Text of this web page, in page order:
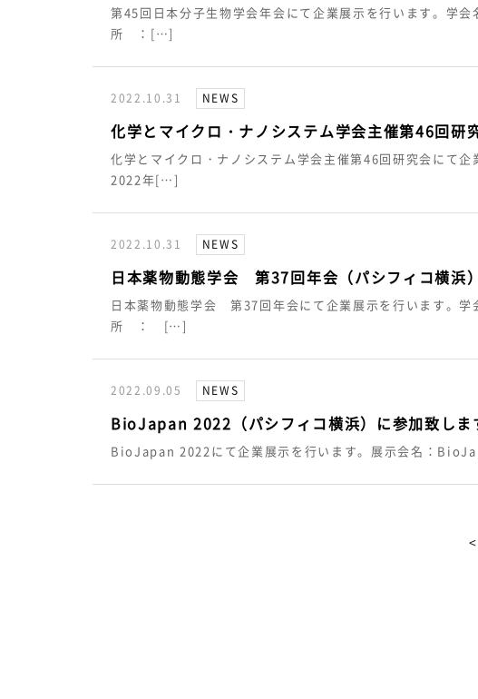
第45回日本分子生物学会年会にて企業展示を行います。
所 ：[…]
2022.10.31 NEWS
化学とマイクロ・ナノシステム学会主催第46回研
化学とマイクロ・ナノシステム学会主催第46回研究会に
2022年[…]
2022.10.31 NEWS
日本薬物動態学会 第37回年会（パシフィコ横浜
日本薬物動態学会 第37回年会にて企業展示を行います
所 ： […]
2022.09.05 NEWS
BioJapan 2022（パシフィコ横浜）に参加致しま
BioJapan 2022にて企業展示を行います。展示会名：
<